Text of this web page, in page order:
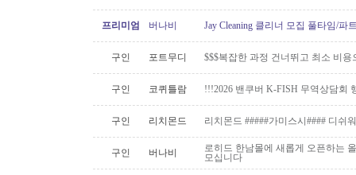
프리미엄 버나비 Jay Cleaning 클리너 모집 풀타임/파
구인 포트무디 $$$복잡한 과정 건너뛰고 최소 비
구인 코퀴틀람 !!!2026 밴쿠버 K-FISH 무역상담회
구인 리치몬드 리치몬드 #####가미스시#### 디쉬
구인 버나비
로히드 한남몰에 새롭게 오픈하는
모십니다